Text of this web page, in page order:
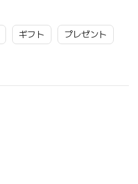
ギフト プレゼント